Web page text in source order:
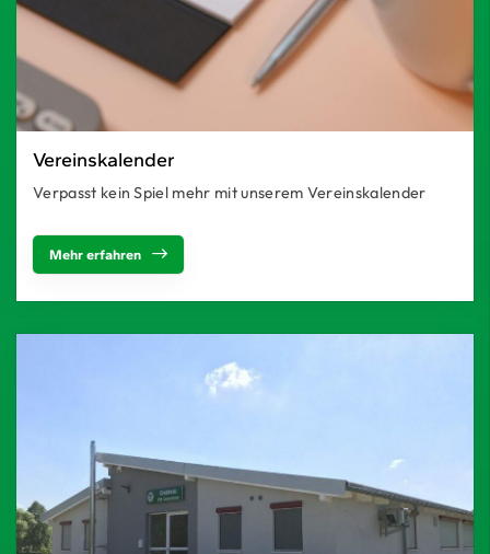
Vereinskalender
Verpasst kein Spiel mehr mit unserem Vereinskalender
Mehr erfahren